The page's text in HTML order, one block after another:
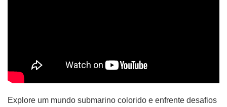
Explore um mundo submarino colorido e enfrente desafios